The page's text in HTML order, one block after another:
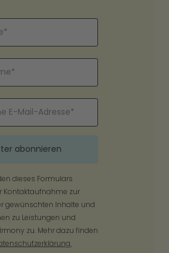
dieses Formulars
Kontaktaufnahme zur
gewünschten Inhalte und
zu Leistungen und
zu. Mehr dazu finden